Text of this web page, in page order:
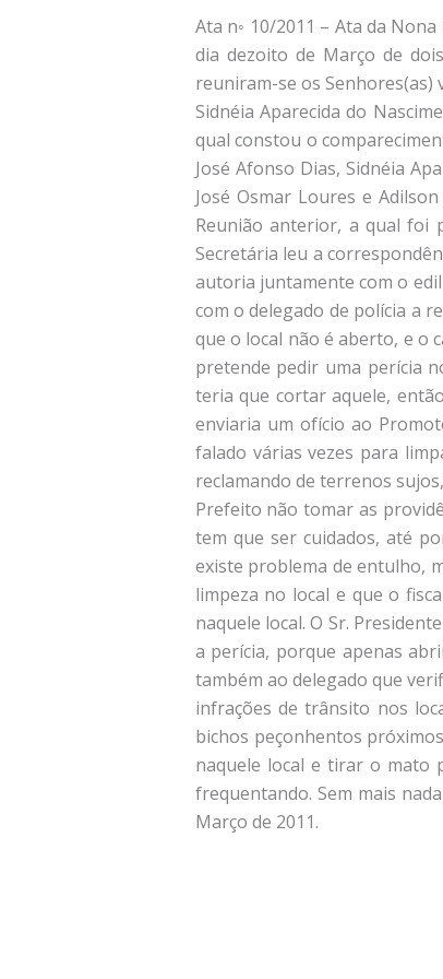
Ata n◦ 10/2011 – Ata da
dia dezoito de Março de
reuniram-se os Senhores(as)
Sidnéia Aparecida do
qual constou o
José Afonso Dias, Sidnéia
José Osmar Loures e
Reunião anterior, a qual foi
Secretária leu a
autoria juntamente com o
com o delegado de polícia a
que o local não é aberto, e o
pretende pedir uma perícia
teria que cortar aquele,
enviaria um ofício ao
falado várias vezes para
reclamando de terrenos
Prefeito não tomar as
tem que ser cuidados, até
existe problema de entulho,
limpeza no local e que o
naquele local. O Sr.
a perícia, porque apenas
também ao delegado que
infrações de trânsito nos
bichos peçonhentos
naquele local e tirar o mato
frequentando. Sem mais
Março de 2011.